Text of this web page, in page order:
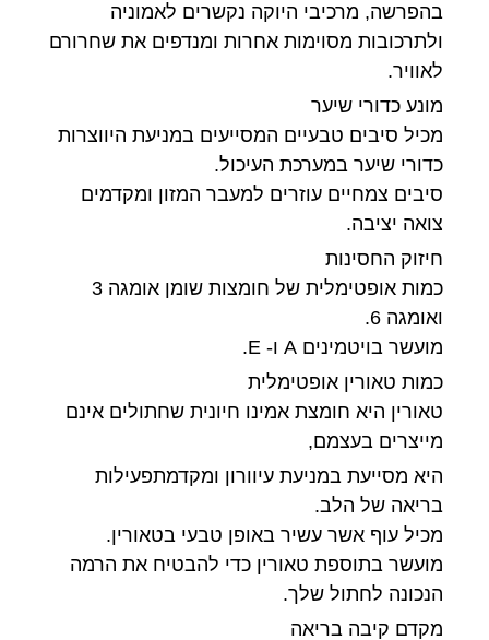
בהפרשה, מרכיבי היוקה נקשרים לאמוניה
ולתרכובות מסוימות אחרות ומנדפים את שחרורם
לאוויר.
מונע כדורי שיער
מכיל סיבים טבעיים המסייעים במניעת היווצרות
כדורי שיער במערכת העיכול.
סיבים צמחיים עוזרים למעבר המזון ומקדמים
צואה יציבה.
חיזוק החסינות
כמות אופטימלית של חומצות שומן אומגה 3
ואומגה 6.
מועשר בויטמינים A ו- E.
כמות טאורין אופטימלית
טאורין היא חומצת אמינו חיונית שחתולים אינם
מייצרים בעצמם,
היא מסייעת במניעת עיוורון ומקדמתפעילות
בריאה של הלב.
מכיל עוף אשר עשיר באופן טבעי בטאורין.
מועשר בתוספת טאורין כדי להבטיח את הרמה
הנכונה לחתול שלך.
מקדם קיבה בריאה